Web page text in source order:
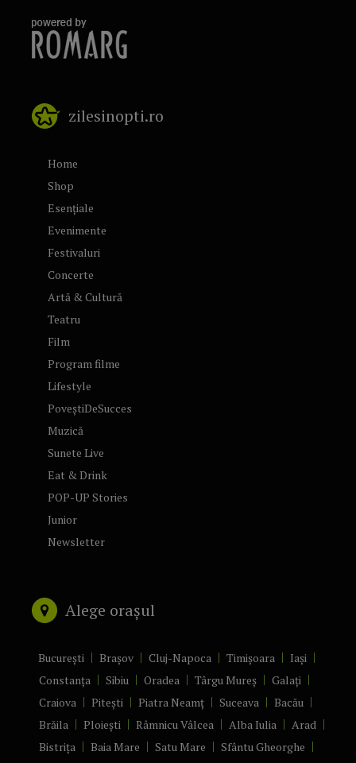
zilesinopti.ro
Home
Shop
Esențiale
Evenimente
Festivaluri
Concerte
Artă & Cultură
Teatru
Film
Program filme
Lifestyle
PoveștiDeSucces
Muzică
Sunete Live
Eat & Drink
POP-UP Stories
Junior
Newsletter
Alege orașul
București Brașov Cluj-Napoca Timișoara
Iași
Constanța
Sibiu Oradea Târgu Mureș
Galați
Craiova
Pitești Piatra Neamț Suceava
Bacău
Brăila
Ploiești Râmnicu Vâlcea Alba Iulia
Arad
Bistrița
Baia Mare Satu Mare
Sfântu Gheorghe